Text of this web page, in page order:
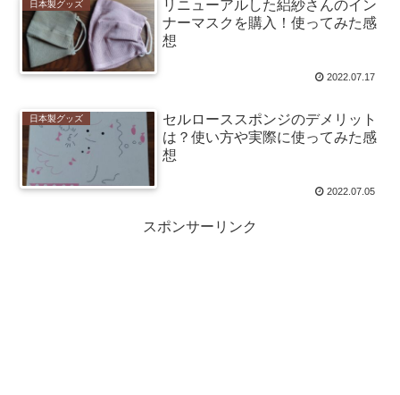
日本製グッズ
リニューアルした絽紗さんのイン
ナーマスクを購入！使ってみた感
想
2022.07.17
日本製グッズ
セルローススポンジのデメリット
は？使い方や実際に使ってみた感
想
2022.07.05
スポンサーリンク